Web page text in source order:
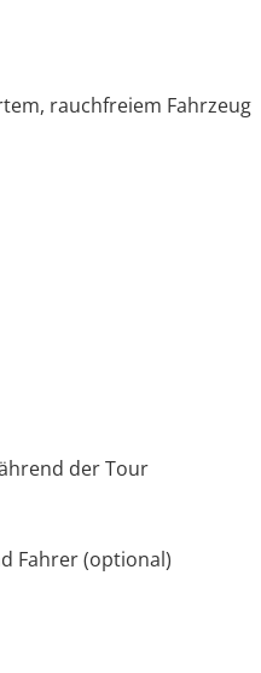
rauchfreiem Fahrzeug
der Tour
Fahrer (optional)